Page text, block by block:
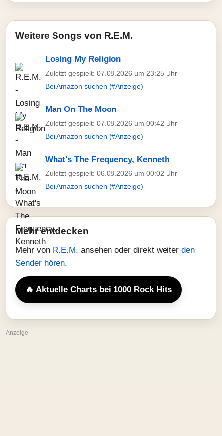
Weitere Songs von R.E.M.
Losing My Religion
Zuletzt gespielt: 07.08.2026 um 23:25 Uhr
Bei Amazon suchen (#Anzeige)
Man On The Moon
Zuletzt gespielt: 07.08.2026 um 00:42 Uhr
Bei Amazon suchen (#Anzeige)
What's The Frequency, Kenneth
Zuletzt gespielt: 06.08.2026 um 00:02 Uhr
Bei Amazon suchen (#Anzeige)
Mehr entdecken
Mehr von R.E.M. ansehen oder direkt weiter den
Sender hören.
🔥 Aktuelle Charts bei 1000 Rock Hits
Anzeige